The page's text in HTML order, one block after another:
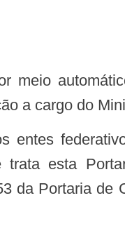
meio
a cargo do
esta
da Portaria de